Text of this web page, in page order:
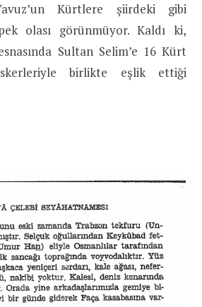
Kürtlere şiirdeki gibi
olası görünmüyor. Kaldı ki,
Sultan Selim’e 16 Kürt
birlikte eşlik ettiği